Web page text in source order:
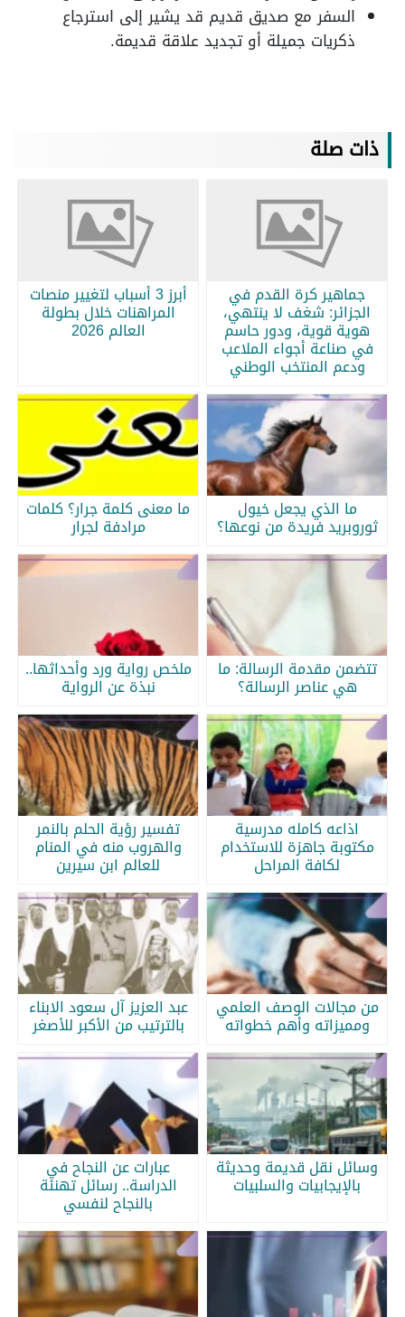
السفر مع صديق قديم قد يشير إلى استرجاع
ذكريات جميلة أو تجديد علاقة قديمة.
ذات صلة
جماهير كرة القدم في
الجزائر: شغف لا ينتهي،
هوية قوية، ودور حاسم
في صناعة أجواء الملاعب
ودعم المنتخب الوطني
أبرز 3 أسباب لتغيير منصات
المراهنات خلال بطولة
العالم 2026
ما الذي يجعل خيول
ثوروبريد فريدة من نوعها؟
ما معنى كلمة جرار؟ كلمات
مرادفة لجرار
تتضمن مقدمة الرسالة: ما
هي عناصر الرسالة؟
ملخص رواية ورد وأحداثها..
نبذة عن الرواية
اذاعه كامله مدرسية
مكتوبة جاهزة للاستخدام
لكافة المراحل
تفسير رؤية الحلم بالنمر
والهروب منه في المنام
للعالم ابن سيرين
من مجالات الوصف العلمي
ومميزاته وأهم خطواته
عبد العزيز آل سعود الابناء
بالترتيب من الأكبر للأصغر
وسائل نقل قديمة وحديثة
بالإيجابيات والسلبيات
عبارات عن النجاح في
الدراسة.. رسائل تهنئة
بالنجاح لنفسي